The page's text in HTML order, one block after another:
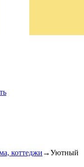
коттеджи →Уютный